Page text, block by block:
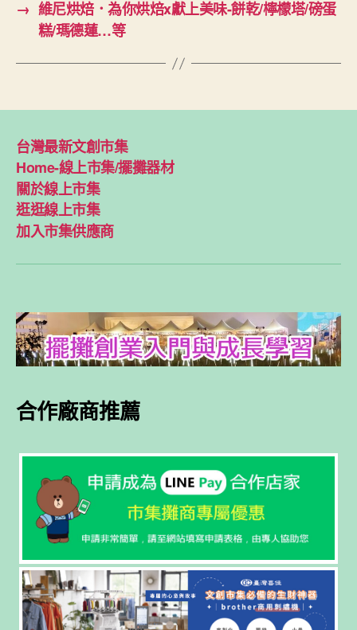
→ 維尼烘焙．為你烘焙x獻上美味-餅乾/檸檬塔/磅蛋
糕/瑪德蓮…等
台灣最新文創市集
Home-線上市集/擺攤器材
關於線上市集
逛逛線上市集
加入市集供應商
合作廠商推薦